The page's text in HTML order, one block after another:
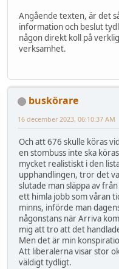
Angående texten, är det
information och beslut
någon direkt koll på
verksamhet.
buskörare
16 december 2023, 06:10:37 AM
Och att 676 skulle köras
en stombuss inte ska
mycket realistiskt i den
upphandlingen, tror det
slutade man släppa av
ett himla jobb som våran
minns, införde man
någonstans när Arriva
mig att tro att det
Men det är min
Att liberalerna visar stor
väldigt tydligt.